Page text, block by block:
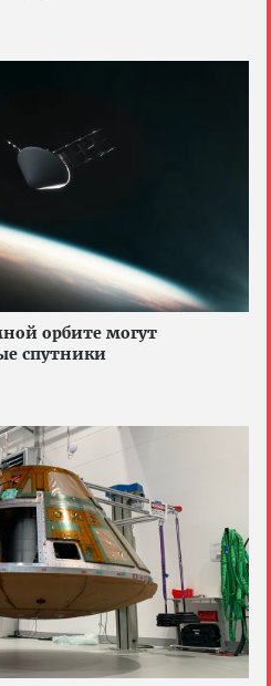
орбите могут
спутники